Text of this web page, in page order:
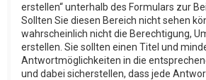
erstellen“ unterhalb des Formulars zur
Sollten Sie diesen Bereich nicht sehen
wahrscheinlich nicht die Berechtigung,
erstellen. Sie sollten einen Titel und
Antwortmöglichkeiten in die
und dabei sicherstellen, dass jede